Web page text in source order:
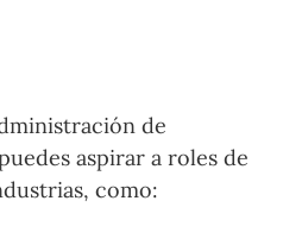
de
aspirar a roles de
como: